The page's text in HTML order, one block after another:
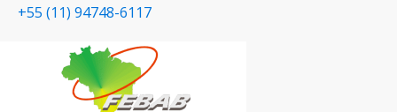
+55 (11) 94748-6117